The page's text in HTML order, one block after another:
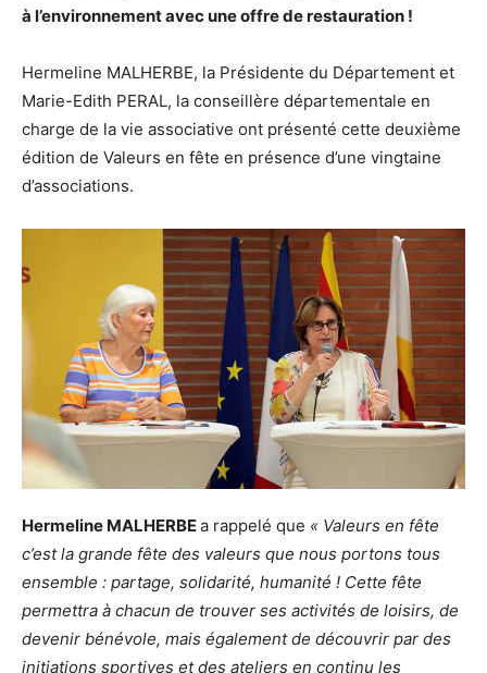
à l’environnement avec une offre de restauration !
Hermeline MALHERBE, la Présidente du Département et
Marie-Edith PERAL, la conseillère départementale en
charge de la vie associative ont présenté cette deuxième
édition de Valeurs en fête en présence d’une vingtaine
d’associations.
Hermeline MALHERBEa rappelé que « Valeurs en fête
c’est la grande fête des valeurs que nous portons tous
ensemble : partage, solidarité, humanité ! Cette fête
permettra à chacun de trouver ses activités de loisirs, de
devenir bénévole, mais également de découvrir par des
initiations sportives et des ateliers en continu les